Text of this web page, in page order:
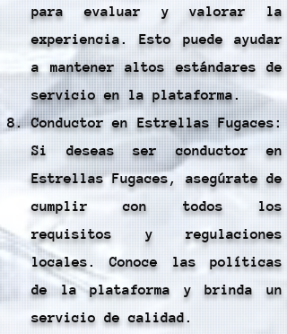
para evaluar y valorar la
experiencia. Esto puede ayudar
a mantener altos estándares de
servicio en la plataforma.
Conductor en Estrellas Fugaces:
Si deseas ser conductor en
Estrellas Fugaces, asegúrate de
cumplir con todos los
requisitos y regulaciones
locales. Conoce las políticas
de la plataforma y brinda un
servicio de calidad.